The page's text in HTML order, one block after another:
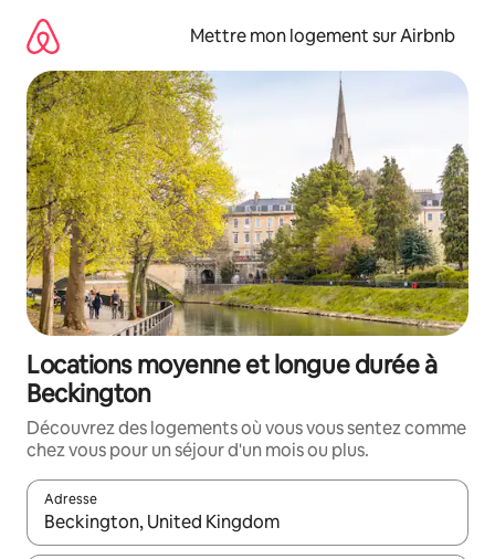
directement
contenu
Mettre mon logement sur Airbnb
Locations moyenne et longue durée à
Beckington
Découvrez des logements où vous vous sentez comme
chez vous pour un séjour d'un mois ou plus.
Adresse
Lorsque les résultats s'affichent, utilisez les flèches vers le